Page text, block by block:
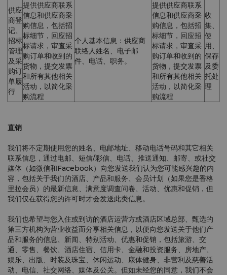
供应
商登
记、
招标
管理
及采
购订
单履
行
提供供应商联系
信息和供应商采
购信息，包括招
标细节，回应招
标请求，审查采
购订单和收到的
货物，提交发票
和所有其他相关
活动，以简化采
购流程
个人基本信息：供应商
联络人姓名、电子邮
件、电话、职务。
提供供应商联系
信息和供应商采
购信息，包括招
标细节，回应招
标请求，审查采
购订单和收到的
货物，提交发票
和所有其他相关
活动，以简化采
购流程
收
集、
使
用、
保存
及委
托处
理
直销
我们将不定期使用您的姓名、电邮地址、移动电话号码和其它相关
联系信息，通过电邮、短信/彩信、电话、推送通知、邮寄、或社交
媒体（如微信和Facebook）向您发送我们认为您可能感兴趣的内
容，包括关于我们的酒店、产品和服务、会员计划（如果您是香格
里拉会员）的最新信息、满意度调查问卷、活动、优惠和促销，但
我们仅在获得您的许可时才会发送此类信息。
我们也希望与您入住或到访的酒店运营方或酒店区域总部、甄选的
第三方机构为营业收益而分享相关信息，以便向您发送关于他们产
品和服务的信息、新闻、特别活动、优惠和促销，包括旅游、交
通、零售、餐饮、酒店住宿、信用卡、金融和投资服务、房地产、
娱乐、出版、时装及珠宝、休闲运动、康体健身、非营利及慈善活
动、电信、社交网络、媒体及公关。但如未经您的同意，我们不会